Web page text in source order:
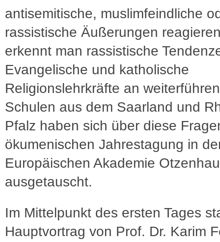
antisemitische, muslimfeindliche
rassistische Äußerungen
erkennt man rassistische
Evangelische und katholische
Religionslehrkräfte an
Schulen aus dem Saarland und
Pfalz haben sich über diese
ökumenischen Jahrestagung in
Europäischen Akademie
ausgetauscht.
Im Mittelpunkt des ersten Tages
Hauptvortrag von Prof. Dr. Karim